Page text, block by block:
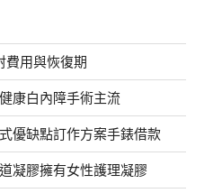
費用與恢復期
康白內障手術主流
優缺點訂作方案手錶借款
凝膠擁有女性護理凝膠